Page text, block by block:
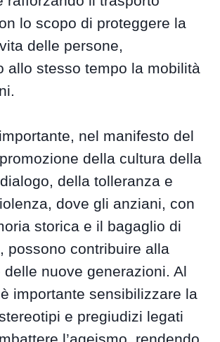
lo scopo di proteggere la
delle persone,
allo stesso tempo la mobilità
nel manifesto del
della cultura della
della tolleranza e
dove gli anziani, con
storica e il bagaglio di
possono contribuire alla
delle nuove generazioni. Al
importante sensibilizzare la
e pregiudizi legati